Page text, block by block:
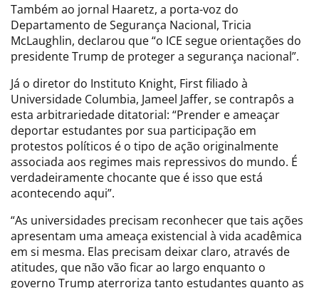
Também ao jornal Haaretz, a porta-voz do
Departamento de Segurança Nacional, Tricia
McLaughlin, declarou que “o ICE segue orientações do
presidente Trump de proteger a segurança nacional”.
Já o diretor do Instituto Knight, First filiado à
Universidade Columbia, Jameel Jaffer, se contrapôs a
esta arbitrariedade ditatorial: “Prender e ameaçar
deportar estudantes por sua participação em
protestos políticos é o tipo de ação originalmente
associada aos regimes mais repressivos do mundo. É
verdadeiramente chocante que é isso que está
acontecendo aqui”.
“As universidades precisam reconhecer que tais ações
apresentam uma ameaça existencial à vida acadêmica
em si mesma. Elas precisam deixar claro, através de
atitudes, que não vão ficar ao largo enquanto o
governo Trump aterroriza tanto estudantes quanto as